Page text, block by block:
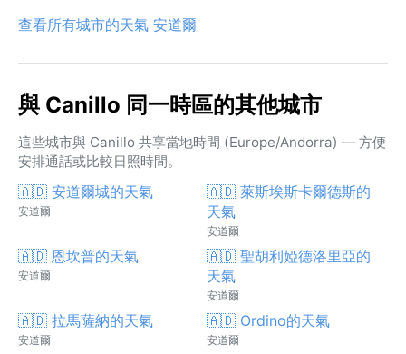
查看所有城市的天氣 安道爾
與 Canillo 同一時區的其他城市
這些城市與 Canillo 共享當地時間 (Europe/Andorra) — 方便
安排通話或比較日照時間。
🇦🇩 安道爾城的天氣
安道爾
🇦🇩 萊斯埃斯卡爾德斯的
天氣
安道爾
🇦🇩 恩坎普的天氣
安道爾
🇦🇩 聖胡利婭德洛里亞的
天氣
安道爾
🇦🇩 拉馬薩納的天氣
安道爾
🇦🇩 Ordino的天氣
安道爾